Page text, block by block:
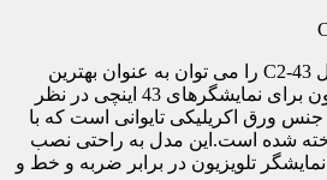
محافظ صفحه تلویزیون مدل C2-43 را می توان به عنوان بهترین
مارک محافظ صفحه تلویزیون برای نمایشگرهای 43 اینچی در نظر
ورق اکریلیکی تایوانی است که با
شده است.این مدل به راحتی نصب
تلویزیون در برابر ضربه و خط و